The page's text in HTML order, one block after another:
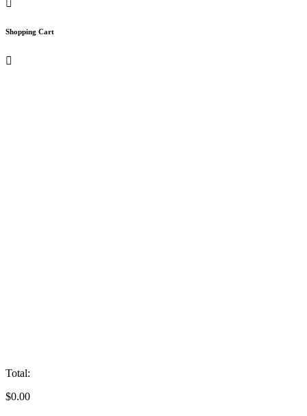
Shopping Cart
Total:
$0.00